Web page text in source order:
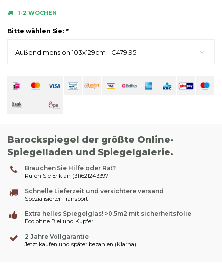
1-2 WOCHEN
Bitte wählen Sie: *
Außendimension 103x129cm - €479,95
Barockspiegel der größte Online-
Spiegelladen und Spiegelgalerie.
Brauchen Sie Hilfe oder Rat?
Rufen Sie Erik an (31)621243397
Schnelle Lieferzeit und versichtere versand
Spezialisierter Transport
Extra helles Spiegelglas! >0,5m2 mit sicherheitsfolie
Eco ohne Blei und Kupfer
2 Jahre Vollgarantie
Jetzt kaufen und später bezahlen (Klarna)